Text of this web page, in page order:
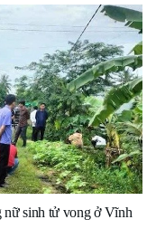
nữ sinh tử vong ở Vĩnh